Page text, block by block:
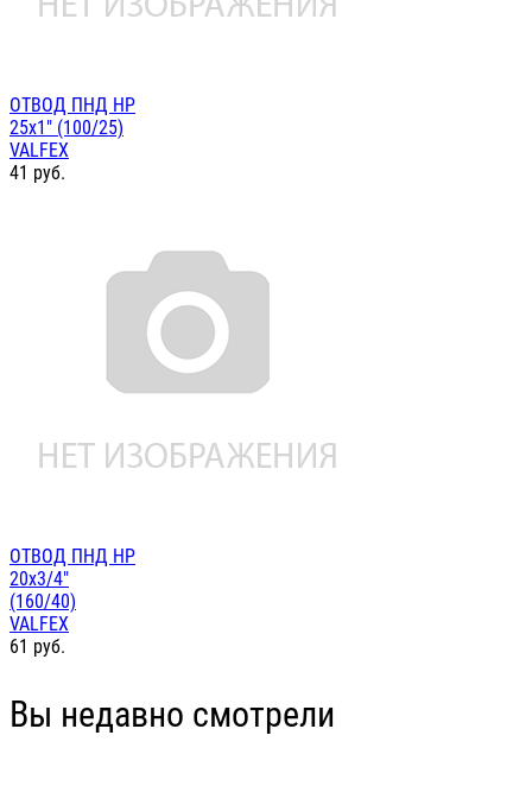
ОТВОД ПНД НР
25х1" (100/25)
VALFEX
41 руб.
ОТВОД ПНД НР
20х3/4"
(160/40)
VALFEX
61 руб.
Вы недавно смотрели